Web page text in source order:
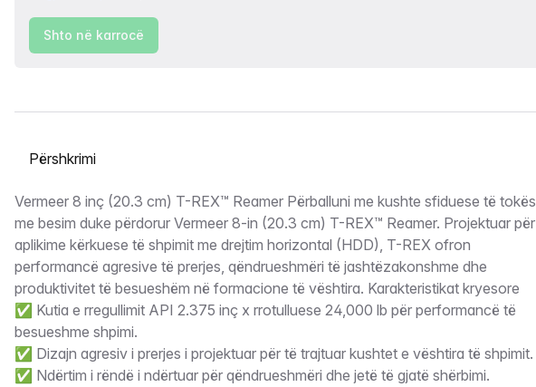
Shto në karrocë
Zgjidh një skedë
Përshkrimi
Vermeer 8 inç (20.3 cm) T-REX™ Reamer Përballuni me kushte sfiduese të tokës
me besim duke përdorur Vermeer 8-in (20.3 cm) T-REX™ Reamer. Projektuar për
aplikime kërkuese të shpimit me drejtim horizontal (HDD), T-REX ofron
performancë agresive të prerjes, qëndrueshmëri të jashtëzakonshme dhe
produktivitet të besueshëm në formacione të vështira. Karakteristikat kryesore
✅ Kutia e rregullimit API 2.375 inç x rrotulluese 24,000 lb për performancë të
besueshme shpimi.
✅ Dizajn agresiv i prerjes i projektuar për të trajtuar kushtet e vështira të shpimit.
✅ Ndërtim i rëndë i ndërtuar për qëndrueshmëri dhe jetë të gjatë shërbimi.